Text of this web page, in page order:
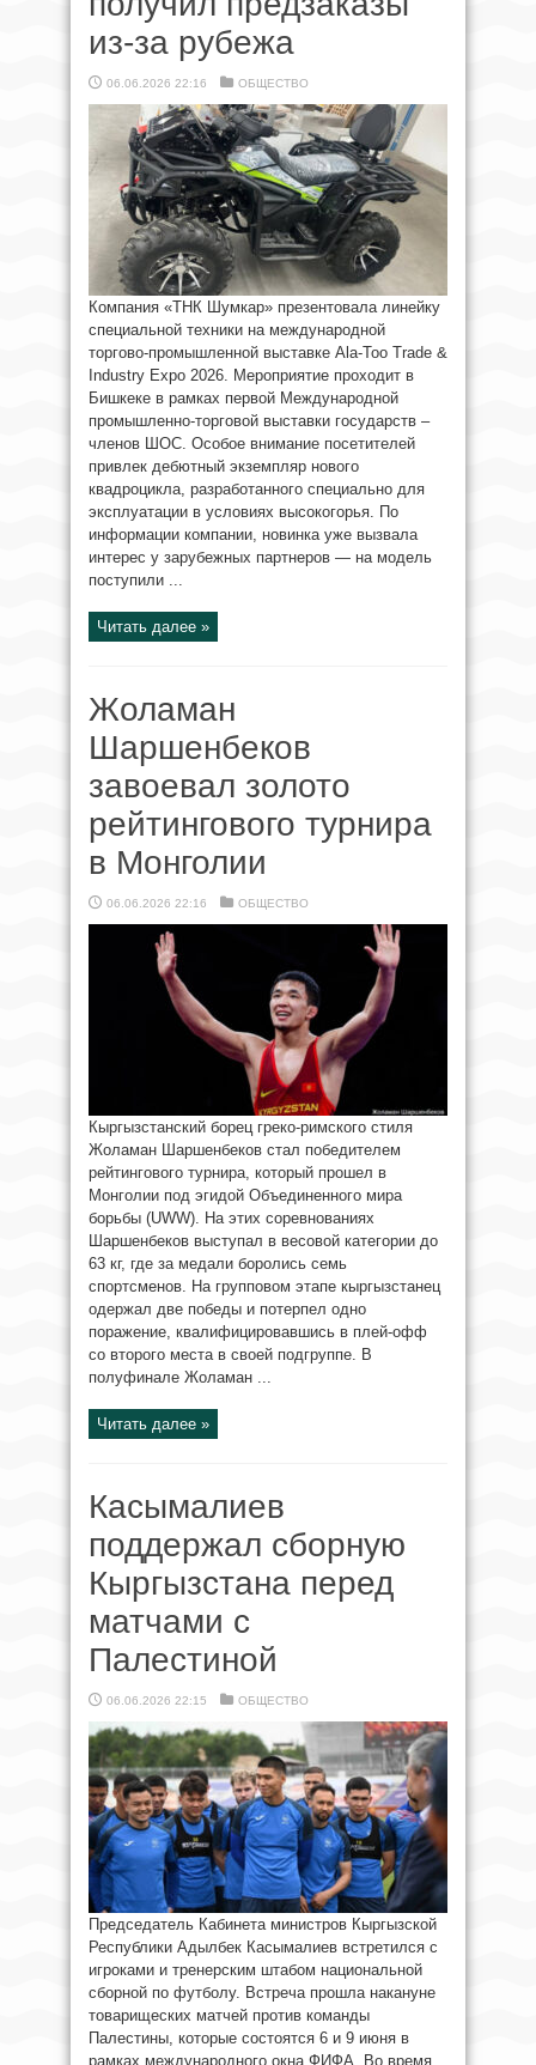
из-за рубежа
06.06.2026 22:16 ОБЩЕСТВО
Компания «ТНК Шумкар» презентовала линейку
специальной техники на международной
торгово-промышленной выставке Ala-Too Trade &
Industry Expo 2026. Мероприятие проходит в
Бишкеке в рамках первой Международной
промышленно-торговой выставки государств –
членов ШОС. Особое внимание посетителей
привлек дебютный экземпляр нового
квадроцикла, разработанного специально для
эксплуатации в условиях высокогорья. По
информации компании, новинка уже вызвала
интерес у зарубежных партнеров — на модель
поступили ...
Читать далее »
Жоламан
Шаршенбеков
завоевал золото
рейтингового турнира
в Монголии
06.06.2026 22:16 ОБЩЕСТВО
Кыргызстанский борец греко-римского стиля
Жоламан Шаршенбеков стал победителем
рейтингового турнира, который прошел в
Монголии под эгидой Объединенного мира
борьбы (UWW). На этих соревнованиях
Шаршенбеков выступал в весовой категории до
63 кг, где за медали боролись семь
спортсменов. На групповом этапе кыргызстанец
одержал две победы и потерпел одно
поражение, квалифицировавшись в плей-офф
со второго места в своей подгруппе. В
полуфинале Жоламан ...
Читать далее »
Касымалиев
поддержал сборную
Кыргызстана перед
матчами с
Палестиной
06.06.2026 22:15 ОБЩЕСТВО
Председатель Кабинета министров Кыргызской
Республики Адылбек Касымалиев встретился с
игроками и тренерским штабом национальной
сборной по футболу. Встреча прошла накануне
товарищеских матчей против команды
Палестины, которые состоятся 6 и 9 июня в
рамках международного окна ФИФА. Во время